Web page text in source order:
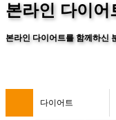
본라인 다이어
본라인 다이어트를 함께하신
다이어트